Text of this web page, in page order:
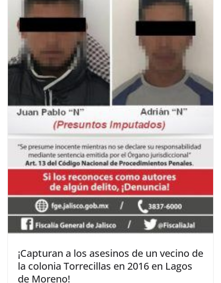
¡Capturan a los asesinos de un vecino de
la colonia Torrecillas en 2016 en Lagos
de Moreno!